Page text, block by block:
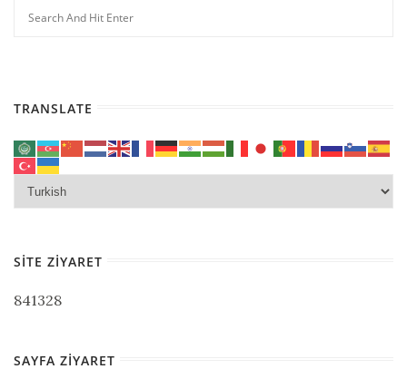
TRANSLATE
SITE ZIYARET
841328
SAYFA ZIYARET